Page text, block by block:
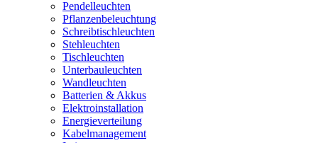
Pendelleuchten
Pflanzenbeleuchtung
Schreibtischleuchten
Stehleuchten
Tischleuchten
Unterbauleuchten
Wandleuchten
Batterien & Akkus
Elektroinstallation
Energieverteilung
Kabelmanagement